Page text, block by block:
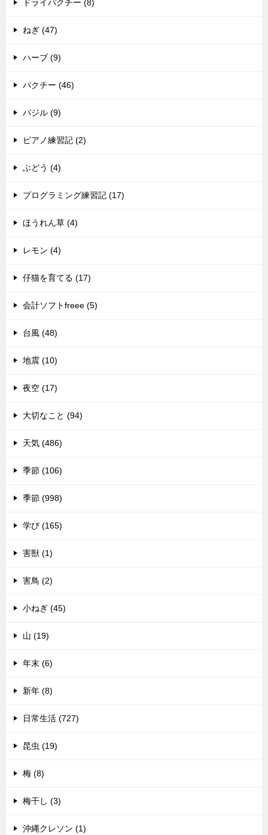
ドライパクチー (8)
ねぎ (47)
ハーブ (9)
パクチー (46)
バジル (9)
ピアノ練習記 (2)
ぶどう (4)
プログラミング練習記 (17)
ほうれん草 (4)
レモン (4)
仔猫を育てる (17)
会計ソフトfreee (5)
台風 (48)
地震 (10)
夜空 (17)
大切なこと (94)
天気 (486)
季節 (106)
季節 (998)
学び (165)
害獣 (1)
害鳥 (2)
小ねぎ (45)
山 (19)
年末 (6)
新年 (8)
日常生活 (727)
昆虫 (19)
梅 (8)
梅干し (3)
沖縄クレソン (1)